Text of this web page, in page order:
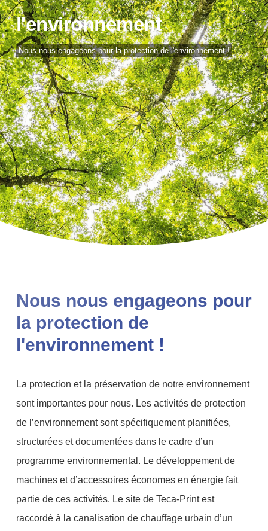
l'environnement
Nous nous engageons pour la protection de l'environnement !
Nous nous engageons pour
la protection de
l'environnement !
La protection et la préservation de notre environnement
sont importantes pour nous. Les activités de protection
de l’environnement sont spécifiquement planifiées,
structurées et documentées dans le cadre d’un
programme environnemental. Le développement de
machines et d’accessoires économes en énergie fait
partie de ces activités. Le site de Teca-Print est
raccordé à la canalisation de chauffage urbain d’un